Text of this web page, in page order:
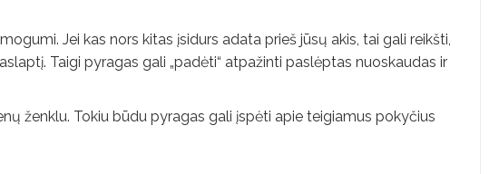
Jei kas nors kitas įsidurs adata prieš jūsų akis, tai gali reikšti,
Taigi pyragas gali „padėti“ atpažinti paslėptas nuoskaudas ir
ženklu. Tokiu būdu pyragas gali įspėti apie teigiamus pokyčius